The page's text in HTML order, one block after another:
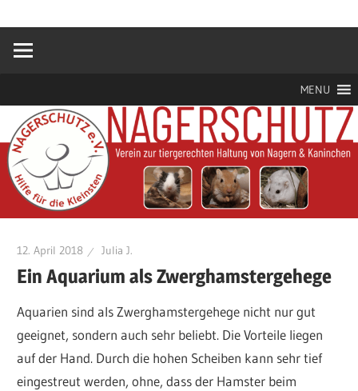
springen
Nagerschutz
für
MENU
12. April 2018 Julia J.
Ein Aquarium als Zwerghamstergehege
Aquarien sind als Zwerghamstergehege nicht nur gut
geeignet, sondern auch sehr beliebt. Die Vorteile liegen
auf der Hand. Durch die hohen Scheiben kann sehr tief
eingestreut werden, ohne, dass der Hamster beim